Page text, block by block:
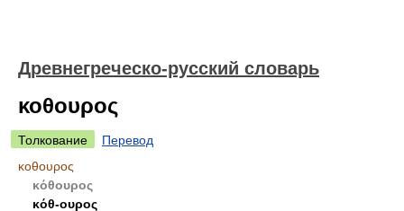
Древнегреческо-русский словарь
κοθουρος
Толкование
Перевод
κοθουρος
κόθουρος
κόθ-ουρος